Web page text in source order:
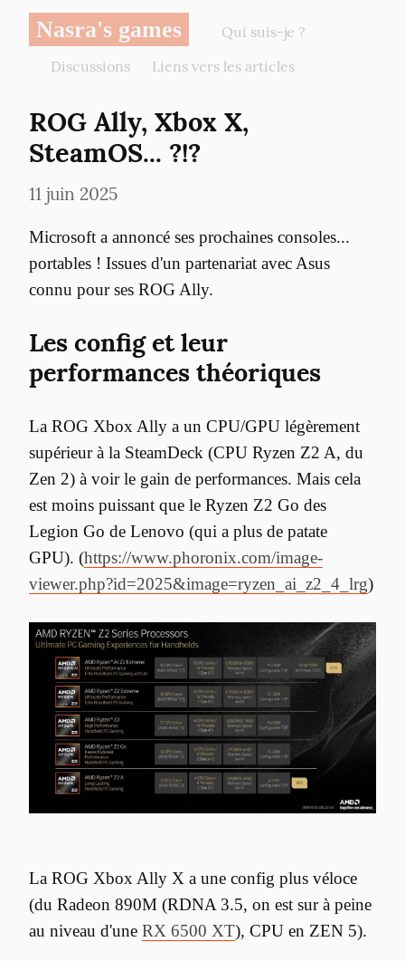
Nasra's games
Qui suis-je ?
Discussions
Liens vers les articles
ROG Ally, Xbox X,
SteamOS... ?!?
11 juin 2025
Microsoft a annoncé ses prochaines consoles...
portables ! Issues d'un partenariat avec Asus
connu pour ses ROG Ally.
Les config et leur
performances théoriques
La ROG Xbox Ally a un CPU/GPU légèrement
supérieur à la SteamDeck (CPU Ryzen Z2 A, du
Zen 2) à voir le gain de performances. Mais cela
est moins puissant que le Ryzen Z2 Go des
Legion Go de Lenovo (qui a plus de patate
GPU). (https://www.phoronix.com/image-
viewer.php?id=2025&image=ryzen_ai_z2_4_lrg)
La ROG Xbox Ally X a une config plus véloce
(du Radeon 890M (RDNA 3.5, on est sur à peine
au niveau d'une RX 6500 XT), CPU en ZEN 5).